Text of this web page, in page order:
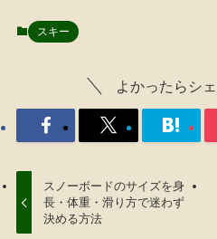
スキー
よかったらシ
スノーボードのサイズを身
長・体重・滑り方で迷わず
決める方法